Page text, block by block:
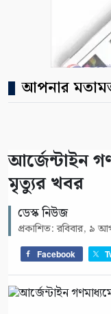
আপনার
আর্জেন্টাইন
মৃত্যুর খবর
ডেস্ক নিউজ
প্রকাশিত: রবিবার, ৯
Facebook